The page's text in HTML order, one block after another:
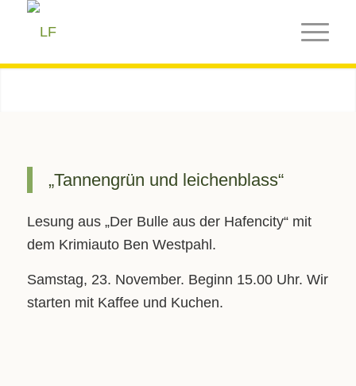
„Tannengrün und leichenblass“
Lesung aus „Der Bulle aus der Hafencity“ mit
dem Krimiauto Ben Westpahl.
Samstag, 23. November. Beginn 15.00 Uhr. Wir
starten mit Kaffee und Kuchen.